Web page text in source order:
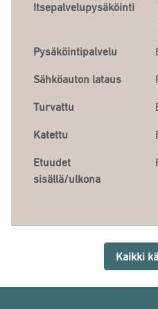
Itsepalvelupysäköinti
Pysäköintipalvelu
Sähköauton lataus
Turvattu
Katettu
Etuudet
sisällä/ulkona
Kaikki